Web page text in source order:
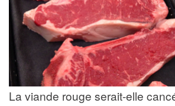
La viande rouge serait-elle